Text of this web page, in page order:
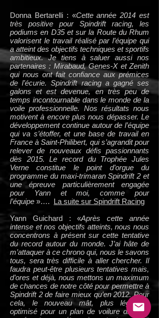
Donna Bertarelli : «Cette année 2014 est
très positive pour Spindrift racing, les
podiums en D35 et sur la Route du Rhum
valorisent le travail réalisé par l’équipe qui
a atteint des objectifs techniques et sportifs
ambitieux. Je tiens à saluer aussi nos
partenaires : Mirabaud, Genes-X et Zenith
qui nous ont fait confiance aux prémices
de l’écurie. Spindrift racing a gagné ses
galons et est devenue, en très peu de
temps incontournable dans le monde de la
voile professionnelle. Nos résultats nous
motivent à encore plus nous dépasser. Le
développement continue autour de l’équipe
qui va s’étoffer, et une base de travail en
France à Saint-Philibert, qui s’agrandit pour
relever de nouveaux défis passionnants
dès 2015. Le record du Trophée Jules
Verne constitue le point d’orgue du
programme du maxi-trimaran Spindrift 2 et
une épreuve particulièrement engagée
pour Yann et moi, comme pour
l’équipe »…. La suite sur Spindrift Racing
Yann Guichard : «Après cette année
intense et nos objectifs atteints, nous nous
concentrons à présent sur cette tentative
du record autour du monde. J’ai hâte de
m’attaquer à ce chrono qui, nous le savons
tous, sera très difficile à aller chercher. Il
faudra peut-être plusieurs tentatives mais,
d’ores et déjà, nous mettons un maximum
de chances de notre côté pour permettre à
Spindrift 2 de faire mieux qu’en 2012. Pour
cela, le nouveau mât, plus léger et
optimisé pour un plan de voilure différent